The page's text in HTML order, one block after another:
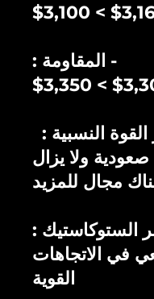
$3,100 <
: المقاومة -
$3,350 <
صعودية ولا يزال
مجال للمزيد
طبيعي في الاتجاهات
القوية